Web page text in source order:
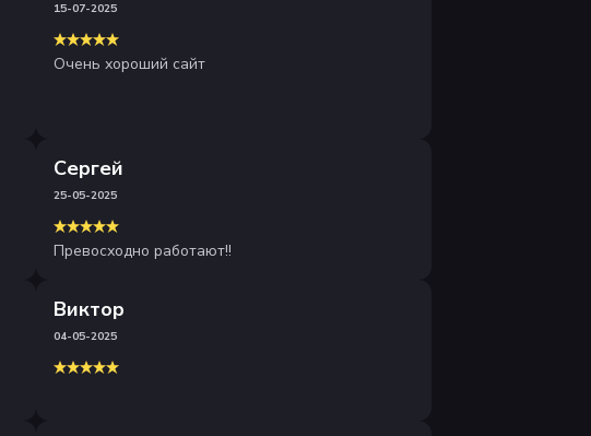
15-07-2025
Очень хороший сайт
Сергей
25-05-2025
Превосходно работают!!
Виктор
04-05-2025